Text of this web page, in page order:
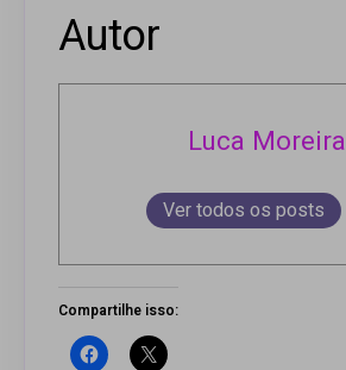
Autor
Luca Moreira
Ver todos os posts
Compartilhe isso: